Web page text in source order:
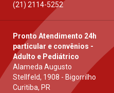
(21) 2114-5252
Pronto Atendimento 24h
particular e convênios -
Adulto e Pediátrico
Alameda Augusto
Stellfeld, 1908 - Bigorrilho
Curitiba, PR